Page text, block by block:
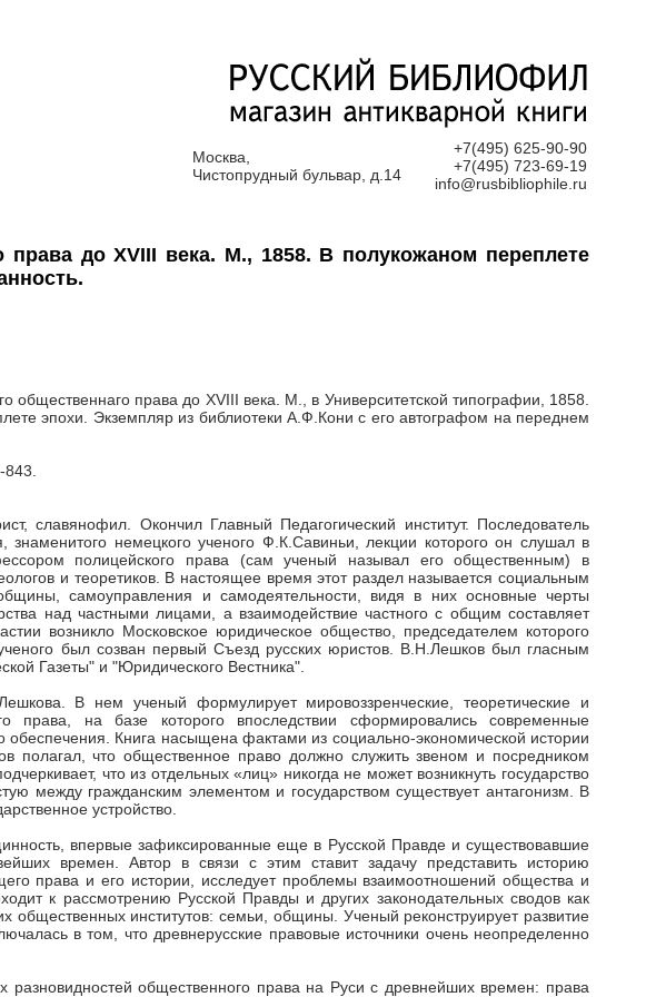
Москва,
Чистопрудный бульвар, д.14
+7(495) 625-90-90
+7(495) 723-69-19
info@rusbibliophile.ru
до XVIII века. М., 1858. В полукожаном переплете
общественнаго права до XVIII века. М., в Университетской типографии, 1858.
эпохи. Экземпляр из библиотеки А.Ф.Кони с его автографом на переднем
славянофил. Окончил Главный Педагогический институт. Последователь
знаменитого немецкого ученого Ф.К.Савиньи, лекции которого он слушал в
полицейского права (сам ученый называл его общественным) в
и теоретиков. В настоящее время этот раздел называется социальным
самоуправления и самодеятельности, видя в них основные черты
над частными лицами, а взаимодействие частного с общим составляет
возникло Московское юридическое общество, председателем которого
был созван первый Съезд русских юристов. В.Н.Лешков был гласным
Газеты" и "Юридического Вестника".
В нем ученый формулирует мировоззренческие, теоретические и
права, на базе которого впоследствии сформировались современные
обеспечения. Книга насыщена фактами из социально-экономической истории
полагал, что общественное право должно служить звеном и посредником
что из отдельных «лиц» никогда не может возникнуть государство
между гражданским элементом и государством существует антагонизм. В
устройство.
впервые зафиксированные еще в Русской Правде и существовавшие
времен. Автор в связи с этим ставит задачу представить историю
права и его истории, исследует проблемы взаимоотношений общества и
к рассмотрению Русской Правды и других законодательных сводов как
общественных институтов: семьи, общины. Ученый реконструирует развитие
в том, что древнерусские правовые источники очень неопределенно
общественного права на Руси с древнейших времен: права